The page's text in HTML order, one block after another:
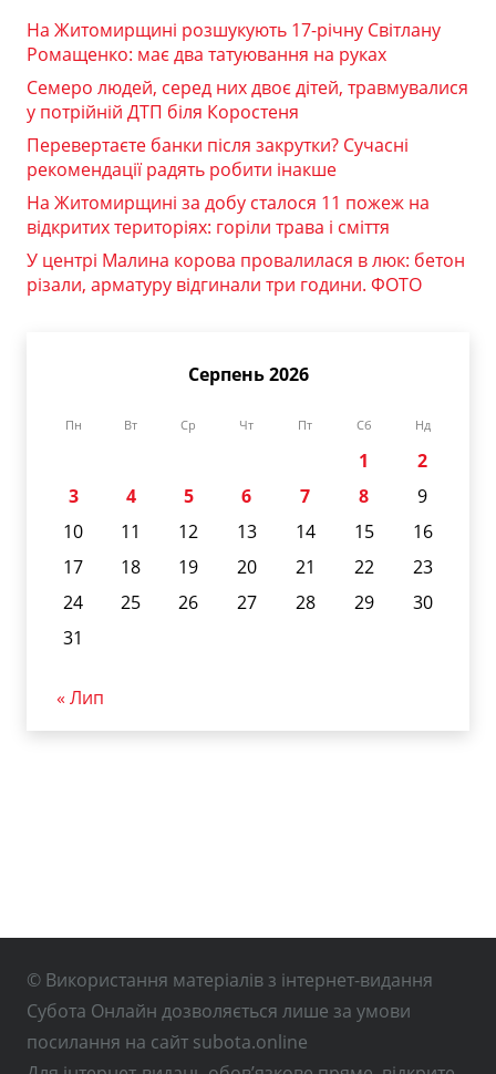
На Житомирщині розшукують 17-річну Світлану
Ромащенко: має два татуювання на руках
Семеро людей, серед них двоє дітей, травмувалися
у потрійній ДТП біля Коростеня
Перевертаєте банки після закрутки? Сучасні
рекомендації радять робити інакше
На Житомирщині за добу сталося 11 пожеж на
відкритих територіях: горіли трава і сміття
У центрі Малина корова провалилася в люк: бетон
різали, арматуру відгинали три години. ФОТО
Серпень 2026
Пн Вт Ср Чт Пт Сб Нд
1
2
3
4 5 6 7 8
9
10
11 12 13 14 15
16
17
18 19 20 21 22
23
24
25 26 27 28 29
30
31
« Лип
© Використання матеріалів з інтернет-видання
Субота Онлайн дозволяється лише за умови
посилання на сайт subota.online